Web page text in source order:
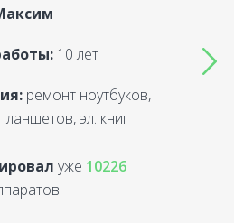
10 лет
ремонт ноутбуков,
эл. книг
уже 10226